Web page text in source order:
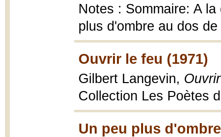
Notes : Sommaire: A
plus d'ombre au dos
Ouvrir le feu (1971)
Gilbert Langevin,
Collection Les Poètes
Un peu plus